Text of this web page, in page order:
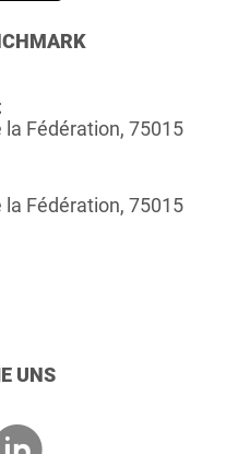
la Fédération, 75015
la Fédération, 75015
UNS